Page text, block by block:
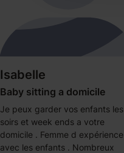
Isabelle
Baby sitting a domicile
Je peux garder vos enfants les
soirs et week ends a votre
domicile . Femme d expérience
avec les enfants . Nombreux